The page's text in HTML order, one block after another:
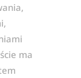
ma